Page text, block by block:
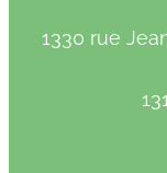
1330 rue